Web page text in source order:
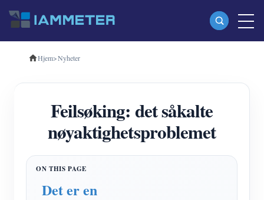
Produkter
Trefase Wi-Fi energimåler (WEM3080T)
Trefase Wi-Fi energimåler (WEM3046T)
Trefase Wi-Fi energimåler (WEM3050T)
Hjem>Nyheter
Feilsøking: det såkalte
nøyaktighetsproblemet
Det er en